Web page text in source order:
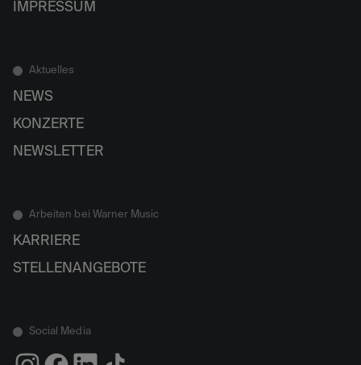
IMPRESSUM
Aktuelles
NEWS
KONZERTE
NEWSLETTER
Arbeiten bei Warner Music
KARRIERE
STELLENANGEBOTE
Social Media